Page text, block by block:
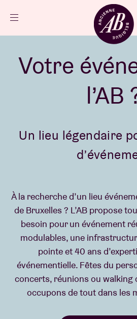
Agenda
Actualités
AB ❤ you
Location de salles
BRDCST
Votre
l’AB
Un lieu légendaire
À la recherche d’un lieu
de Bruxelles ? L’AB propose
besoin pour un événement
modulables, une
pointe et 40 ans
événementielle. Fêtes du
concerts, réunions ou walking
occupons de tout dans les